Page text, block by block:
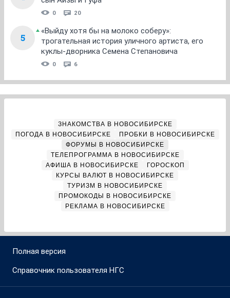
0 20
5
«Выйду хотя бы на молоко соберу»:
трогательная история уличного артиста, его
куклы-дворника Семена Степановича
0 6
ЗНАКОМСТВА В НОВОСИБИРСКЕ
ПОГОДА В НОВОСИБИРСКЕ
ПРОБКИ В НОВОСИБИРСКЕ
ФОРУМЫ В НОВОСИБИРСКЕ
ТЕЛЕПРОГРАММА В НОВОСИБИРСКЕ
АФИША В НОВОСИБИРСКЕ
ГОРОСКОП
КУРСЫ ВАЛЮТ В НОВОСИБИРСКЕ
ТУРИЗМ В НОВОСИБИРСКЕ
ПРОМОКОДЫ В НОВОСИБИРСКЕ
РЕКЛАМА В НОВОСИБИРСКЕ
Полная версия
Справочник пользователя НГС